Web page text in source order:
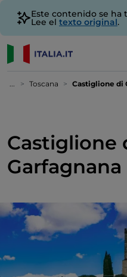
Este contenido se ha
Lee el texto original.
... Toscana Castiglione di
Castiglione
Garfagnana